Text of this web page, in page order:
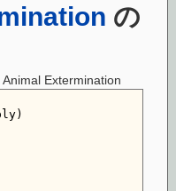
の
Animal Extermination